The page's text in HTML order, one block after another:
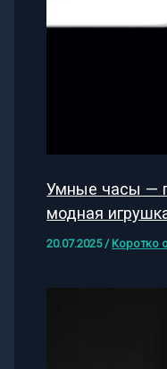
Умные часы —
модная
20.07.2025 /Коротко